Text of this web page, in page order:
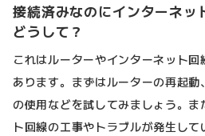
接続済みなのにインターネッ
どうして？
これはルーターやインターネット
あります。まずはルーターの再起
の使用などを試してみましょう。
ト回線の工事やトラブルが発生し